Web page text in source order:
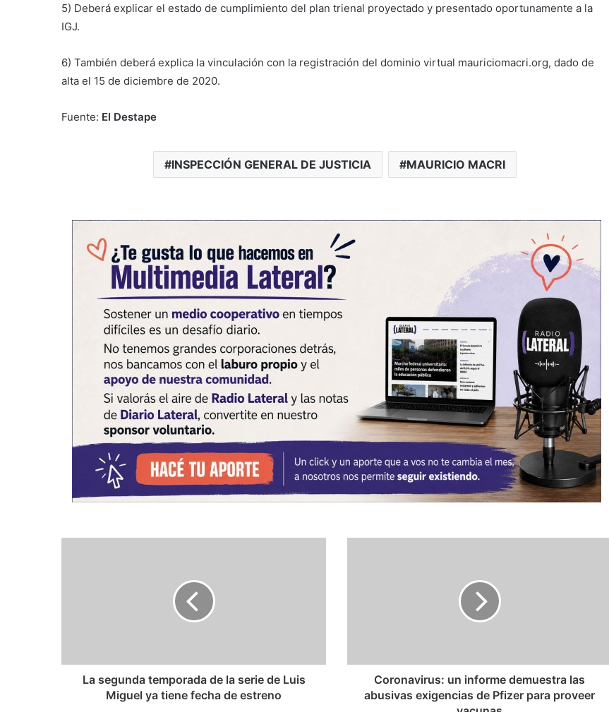
5) Deberá explicar el estado de cumplimiento del plan trienal proyectado y presentado oportunamente a la
IGJ.
6) También deberá explica la vinculación con la registración del dominio virtual mauriciomacri.org, dado de
alta el 15 de diciembre de 2020.
Fuente: El Destape
INSPECCIÓN GENERAL DE JUSTICIA MAURICIO MACRI
La segunda temporada de la serie de Luis
Miguel ya tiene fecha de estreno
Coronavirus: un informe demuestra las
abusivas exigencias de Pfizer para proveer